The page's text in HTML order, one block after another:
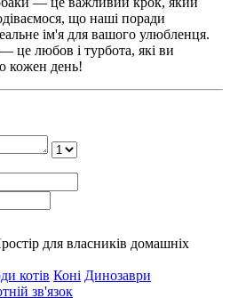
що наші поради
ім'я для вашого улюбленця.
це любов і турбота, які ви
кожен день!
для власників домашніх
котів Коні Динозаври
зв'язок